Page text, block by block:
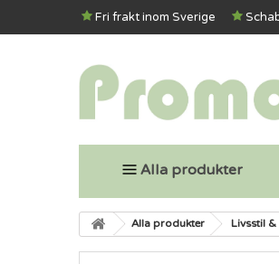
Fri frakt inom Sverige
Alla produkter
Alla produkter Livsstil